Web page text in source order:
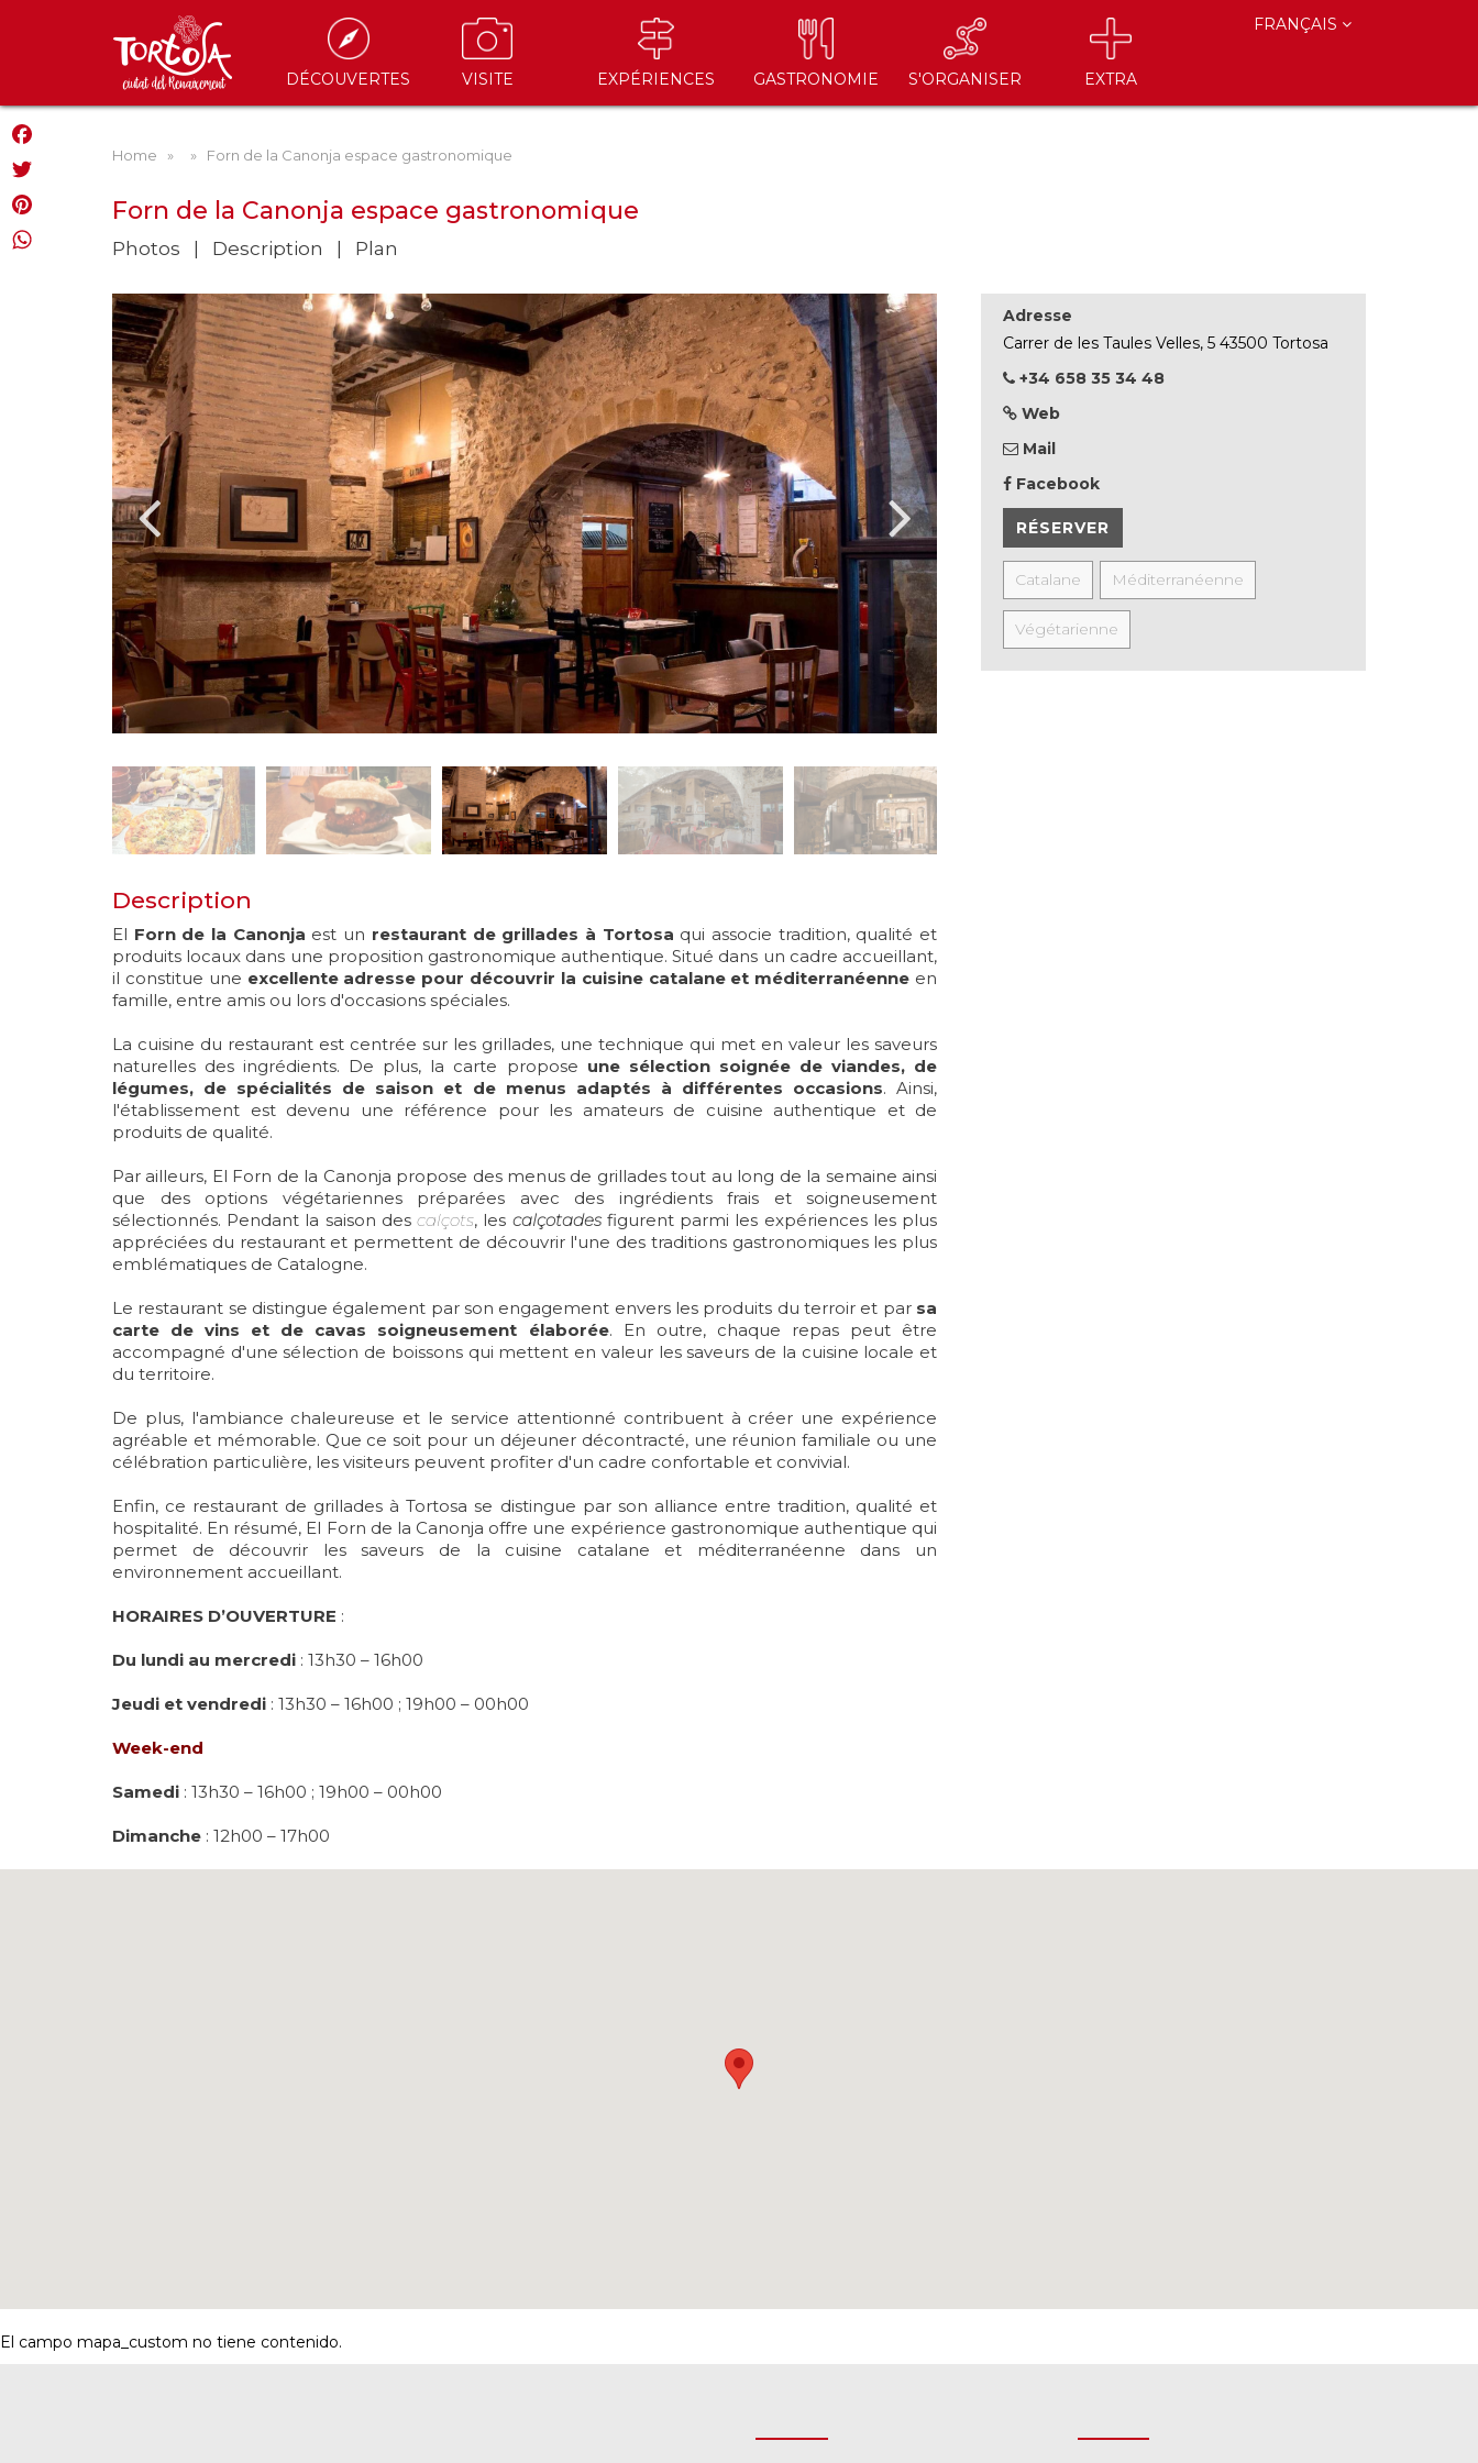
DÉCOUVERTES VISITE EXPÉRIENCES GASTRONOMIE S'ORGANISER EXTRA
FRANÇAIS
Home » » Forn de la Canonja espace gastronomique
Forn de la Canonja espace gastronomique
Photos Description Plan
Adresse
Carrer de les Taules Velles, 5 43500 Tortosa
+34 658 35 34 48
Web
Mail
Facebook
RÉSERVER
Catalane Méditerranéenne
Végétarienne
Description
El Forn de la Canonja est un restaurant de grillades à Tortosa qui associe tradition, qualité et
produits locaux dans une proposition gastronomique authentique. Situé dans un cadre accueillant,
il constitue une excellente adresse pour découvrir la cuisine catalane et méditerranéenne en
famille, entre amis ou lors d'occasions spéciales.
La cuisine du restaurant est centrée sur les grillades, une technique qui met en valeur les saveurs
naturelles des ingrédients. De plus, la carte propose une sélection soignée de viandes, de
légumes, de spécialités de saison et de menus adaptés à différentes occasions. Ainsi,
l'établissement est devenu une référence pour les amateurs de cuisine authentique et de
produits de qualité.
Par ailleurs, El Forn de la Canonja propose des menus de grillades tout au long de la semaine ainsi
que des options végétariennes préparées avec des ingrédients frais et soigneusement
sélectionnés. Pendant la saison descalçots, les calçotadesfigurent parmi les expériences les plus
appréciées du restaurant et permettent de découvrir l'une des traditions gastronomiques les plus
emblématiques de Catalogne.
Le restaurant se distingue également par son engagement envers les produits du terroir et par sa
carte de vins et de cavas soigneusement élaborée. En outre, chaque repas peut être
accompagné d'une sélection de boissons qui mettent en valeur les saveurs de la cuisine locale et
du territoire.
De plus, l'ambiance chaleureuse et le service attentionné contribuent à créer une expérience
agréable et mémorable. Que ce soit pour un déjeuner décontracté, une réunion familiale ou une
célébration particulière, les visiteurs peuvent profiter d'un cadre confortable et convivial.
Enfin, ce restaurant de grillades à Tortosa se distingue par son alliance entre tradition, qualité et
hospitalité. En résumé, El Forn de la Canonja offre une expérience gastronomique authentique qui
permet de découvrir les saveurs de la cuisine catalane et méditerranéenne dans un
environnement accueillant.
HORAIRES D’OUVERTURE :
Du lundi au mercredi : 13h30 – 16h00
Jeudi et vendredi : 13h30 – 16h00 ; 19h00 – 00h00
Week-end
Samedi : 13h30 – 16h00 ; 19h00 – 00h00
Dimanche : 12h00 – 17h00
El campo mapa_custom no tiene contenido.
Facebook
Twitter
Pinterest